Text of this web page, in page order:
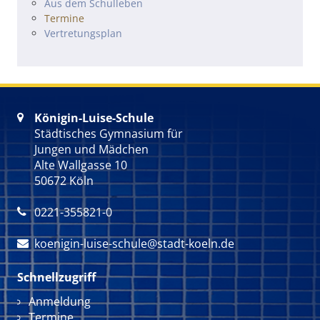
Navigation überspringen
Aus dem Schulleben
Termine
Vertretungsplan

Königin-Luise-Schule
Städtisches Gymnasium für
Jungen und Mädchen
Alte Wallgasse 10
50672 Köln
 0221-355821-0
 koenigin-luise-schule@stadt-koeln.de
Schnellzugriff
Navigation überspringen
Anmeldung